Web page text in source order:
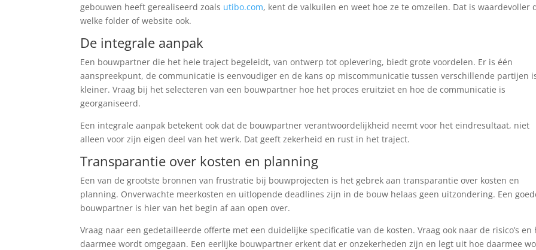
gebouwen heeft gerealiseerd zoals utibo.com, kent de valkuilen en weet hoe ze te omzeilen. Dat is waardevoller
welke folder of website ook.
De integrale aanpak
Een bouwpartner die het hele traject begeleidt, van ontwerp tot oplevering, biedt grote voordelen. Er is één
aanspreekpunt, de communicatie is eenvoudiger en de kans op miscommunicatie tussen verschillende partijen
kleiner. Vraag bij het selecteren van een bouwpartner hoe het proces eruitziet en hoe de communicatie is
georganiseerd.
Een integrale aanpak betekent ook dat de bouwpartner verantwoordelijkheid neemt voor het eindresultaat, niet
alleen voor zijn eigen deel van het werk. Dat geeft zekerheid en rust in het traject.
Transparantie over kosten en planning
Een van de grootste bronnen van frustratie bij bouwprojecten is het gebrek aan transparantie over kosten en
planning. Onverwachte meerkosten en uitlopende deadlines zijn in de bouw helaas geen uitzondering. Een
bouwpartner is hier van het begin af aan open over.
Vraag naar een gedetailleerde offerte met een duidelijke specificatie van de kosten. Vraag ook naar de risico’s en
daarmee wordt omgegaan. Een eerlijke bouwpartner erkent dat er onzekerheden zijn en legt uit hoe daarmee